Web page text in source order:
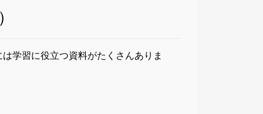
学習に役立つ資料がたくさんありま